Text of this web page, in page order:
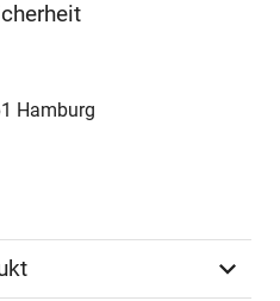
Hamburg